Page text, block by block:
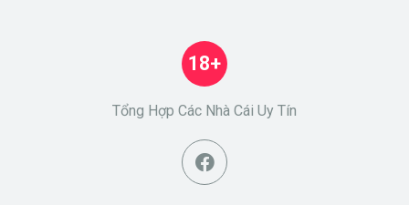
Tổng Hợp Các Nhà Cái Uy Tín
18+